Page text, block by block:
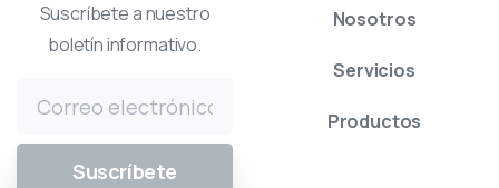
Suscríbete a nuestro
boletín informativo.
Nosotros
Servicios
Productos